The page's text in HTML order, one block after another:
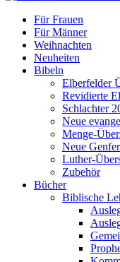
Für Frauen
Für Männer
Weihnachten
Neuheiten
Bibeln
Elberfelder
Revidierte
Schlachter
Neue
Menge-
Neue
Luther-
Zubehör
Bücher
Biblische